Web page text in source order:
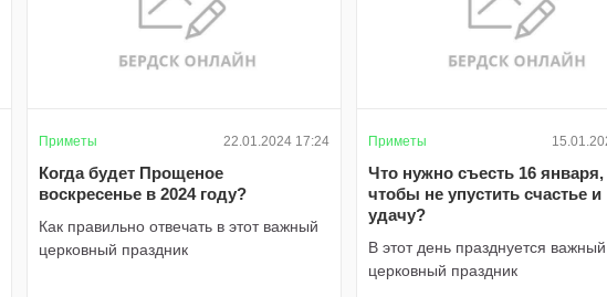
Приметы 22.01.2024 17:24
Когда будет Прощеное
воскресенье в 2024 году?
Как правильно отвечать в этот важный
церковный праздник
Приметы
Что нужно съесть 16 января,
чтобы не упустить счастье и
удачу?
В этот день празднуется важный
церковный праздник